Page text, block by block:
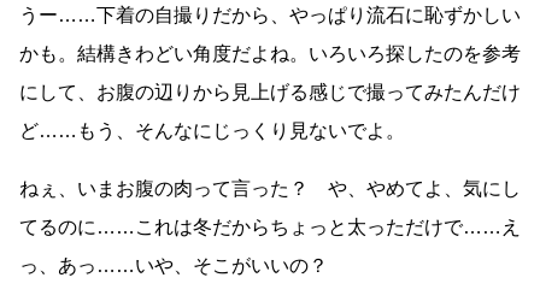
うー……下着の自撮りだから、やっぱり流石に恥ずかしい
かも。結構きわどい角度だよね。いろいろ探したのを参考
にして、お腹の辺りから見上げる感じで撮ってみたんだけ
ど……もう、そんなにじっくり見ないでよ。
ねぇ、いまお腹の肉って言った？ や、やめてよ、気にし
てるのに……これは冬だからちょっと太っただけで……え
っ、あっ……いや、そこがいいの？